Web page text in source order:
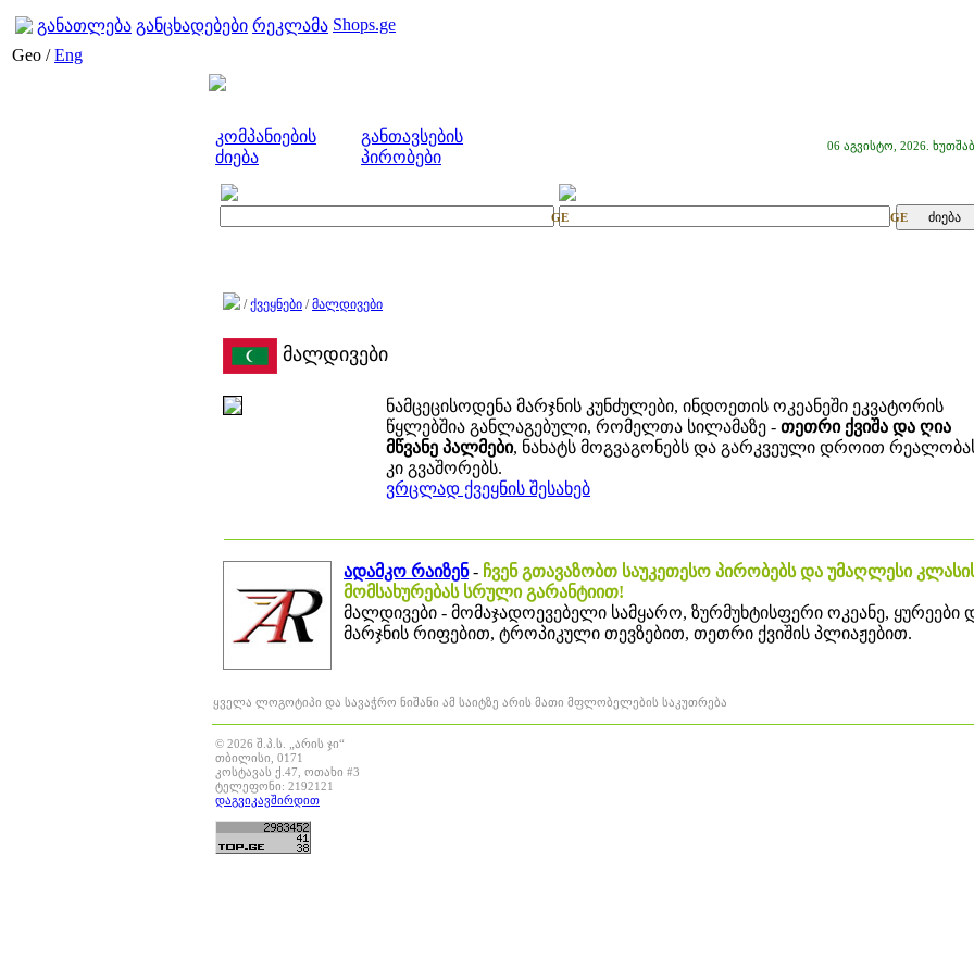
განათლება განცხადებები რეკლამა Shops.ge
Geo /Eng
კომპანიების
ძიება
განთავსების
პირობები
06 აგვისტო, 2026.
GE GE
/ქვეყნები /მალდივები
მალდივები
ნამცეცისოდენა მარჯნის კუნძულები, ინდოეთის ოკეანეში ეკვატორის
წყლებშია განლაგებული, რომელთა სილამაზე - თეთრი ქვიშა და ღია
მწვანე პალმები, ნახატს მოგვაგონებს და გარკვეული დროით
კი გვაშორებს.
ვრცლად ქვეყნის შესახებ
ადამკო რაიზენ- ჩვენ გთავაზობთ საუკეთესო პირობებს და უმაღლესი
მომსახურებას სრული გარანტიით!
მალდივები - მომაჯადოევებელი სამყარო, ზურმუხტისფერი ოკეანე, ყურეები
მარჯნის რიფებით, ტროპიკული თევზებით, თეთრი ქვიშის პლიაჟებით.
ყველა ლოგოტიპი და სავაჭრო ნიშანი ამ საიტზე არის მათი მფლობელების საკუთრება
© 2026 შ.პ.ს. „არის ჯი“
თბილისი, 0171
კოსტავას ქ.47, ოთახი #3
ტელეფონი: 2192121
დაგვიკავშირდით